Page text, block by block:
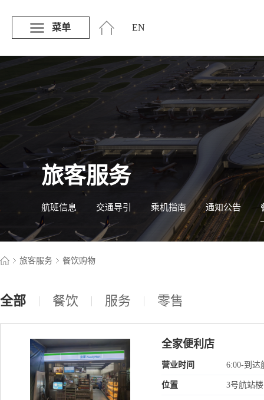
菜单 EN
旅客服务
航班信息 交通导引 乘机指南 通知公告
旅客服务 餐饮购物
全部 餐饮 服务 零售
全家便利店
营业时间 6:00-到达
位置 3号航站